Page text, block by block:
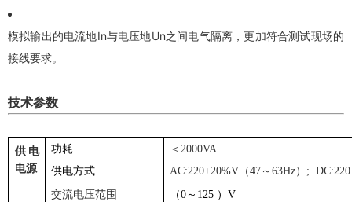
模拟输出的电流地In与电压地Un之间电气隔离，更加符合测试现场的
接线要求。
技术参数
供电
电源
功耗
＜2000VA
供电方式
AC:220±20%V（47～63Hz）;
交流电压范围 （0～125 ）V